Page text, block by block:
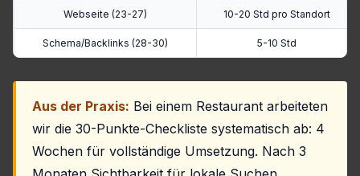
Webseite (23-27) 10-20 Std pro Standort
Schema/Backlinks (28-30) 5-10 Std
Aus der Praxis: Bei einem Restaurant arbeiteten
wir die 30-Punkte-Checkliste systematisch ab: 4
Wochen für vollständige Umsetzung. Nach 3